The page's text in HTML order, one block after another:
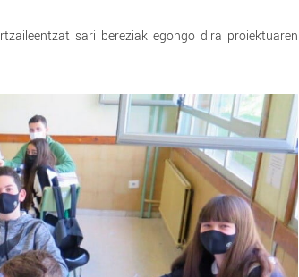
sari bereziak egongo dira proiektuaren